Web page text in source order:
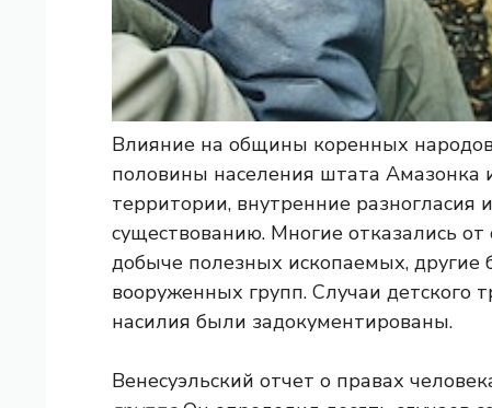
Влияние на общины коренных
половины населения штата Амазонка
территории, внутренние
существованию. Многие отказались от
добыче полезных ископаемых, другие
вооруженных групп. Случаи детского
насилия были задокументированы.
Венесуэльский отчет о правах